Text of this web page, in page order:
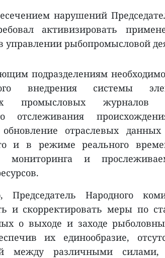
нарушений
активизировать
управлении рыбопромысловой
подразделениям
внедрения системы
промысловых журналов
отслеживания
обновление отраслевых
и в режиме реального
мониторинга и
Председатель Народного
и скорректировать меры по
о выходе и заходе
их единообразие,
между различными